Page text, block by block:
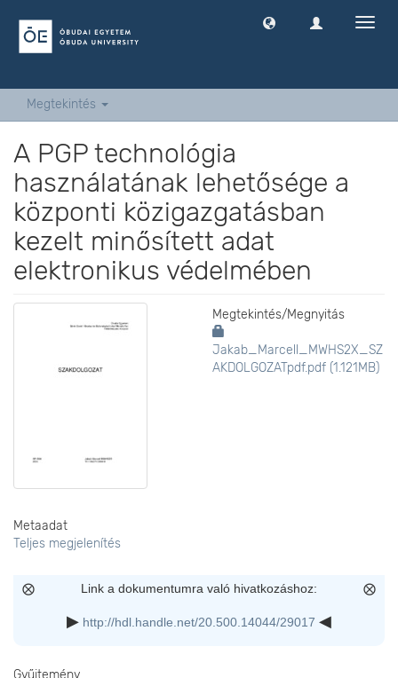
Megtekintés
A PGP technológia
használatának lehetősége a
központi közigazgatásban
kezelt minősített adat
elektronikus védelmében
Megtekintés/Megnyitás
Jakab_Marcell_MWHS2X_SZ
AKDOLGOZATpdf.pdf (1.121MB)
Metaadat
Teljes megjelenítés
Link a dokumentumra való hivatkozáshoz:
http://hdl.handle.net/20.500.14044/29017
Gyűjtemény